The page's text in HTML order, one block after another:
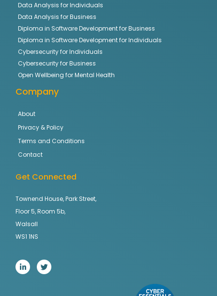
Data Analysis for Individuals
Data Analysis for Business
Diploma in Software Development for Business
Diploma in Software Development for Individuals
Cybersecurity for Individuals
Cybersecurity for Business
Open Wellbeing for Mental Health
Company
About
Privacy & Policy
Terms and Conditions
Contact
Get Connected
Townend House, Park Street,
Floor 5, Room 5b,
Walsall
WS1 1NS